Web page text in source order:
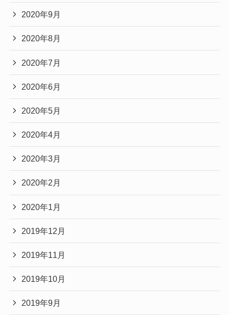
2020年9月
2020年8月
2020年7月
2020年6月
2020年5月
2020年4月
2020年3月
2020年2月
2020年1月
2019年12月
2019年11月
2019年10月
2019年9月